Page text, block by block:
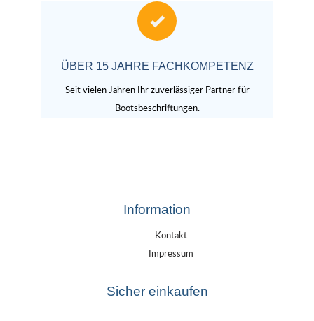
ÜBER 15 JAHRE FACHKOMPETENZ
Seit vielen Jahren Ihr zuverlässiger Partner für
Bootsbeschriftungen.
Information
Kontakt
Impressum
Sicher einkaufen